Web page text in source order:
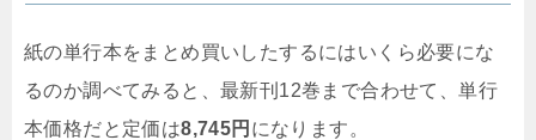
紙の単行本をまとめ買いしたするにはいくら必要にな
るのか調べてみると、最新刊12巻まで合わせて、単行
本価格だと定価は8,745円 になります。